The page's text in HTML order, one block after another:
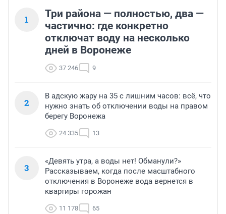
1
Три района — полностью, два —
частично: где конкретно
отключат воду на несколько
дней в Воронеже
37 246 9
2
В адскую жару на 35 с лишним часов: всё, что
нужно знать об отключении воды на правом
берегу Воронежа
24 335 13
3
«Девять утра, а воды нет! Обманули?»
Рассказываем, когда после масштабного
отключения в Воронеже вода вернется в
квартиры горожан
11 178 65